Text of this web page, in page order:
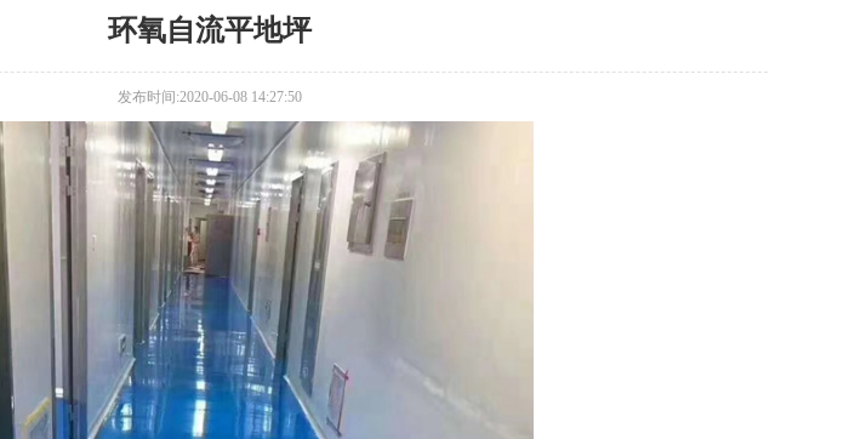
环氧自流平地坪
发布时间:2020-06-08 14:27:50